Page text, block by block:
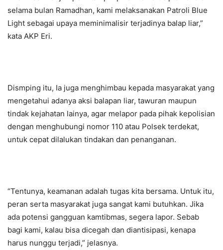
selama bulan Ramadhan, kami melaksanakan Patroli Blue
Light sebagai upaya meminimalisir terjadinya balap liar,”
kata AKP Eri.
Dismping itu, Ia juga menghimbau kepada masyarakat yang
mengetahui adanya aksi balapan liar, tawuran maupun
tindak kejahatan lainya, agar melapor pada pihak kepolisian
dengan menghubungi nomor 110 atau Polsek terdekat,
untuk cepat dilalukan tindakan dan penanganan.
“Tentunya, keamanan adalah tugas kita bersama. Untuk itu,
peran serta masyarakat juga sangat kami butuhkan. Jika
ada potensi gangguan kamtibmas, segera lapor. Sebab
bagi kami, kalau bisa dicegah dan diantisipasi, kenapa
harus nunggu terjadi,” jelasnya.